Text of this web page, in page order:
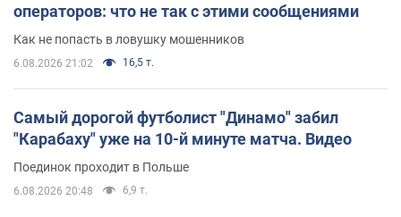
операторов: что не так с этими сообщениями
Как не попасть в ловушку мошенников
6.08.2026 21:02 16,5 т.
Самый дорогой футболист "Динамо" забил
"Карабаху" уже на 10-й минуте матча. Видео
Поединок проходит в Польше
6.08.2026 20:48 6,9 т.